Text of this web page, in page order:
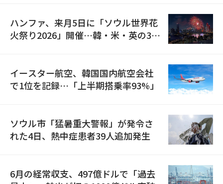
ハンファ、来月5日に「ソウル世界花
火祭り2026」開催…韓・米・英の3カ
イースター航空、韓国国内航空会社
で1位を記録…「上半期搭乗率93%」
ソウル市「猛暑重大警報」が発令さ
れた4日、熱中症患者39人追加発生
6月の経常収支、497億ドルで「過去